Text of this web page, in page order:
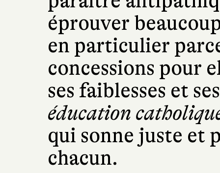
éprouver
en particulier
concessions pour
ses faiblesses et
éducation
qui sonne juste et
chacun.